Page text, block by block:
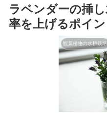
ラベンダーの挿
率を上げるポイン
観葉植物の水耕栽培